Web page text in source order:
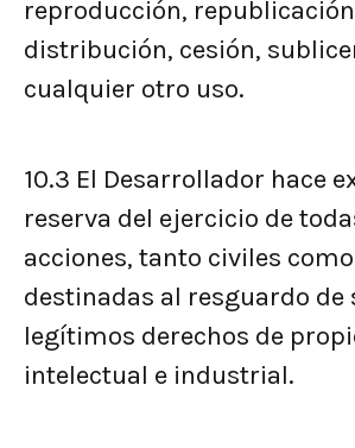
reproducción,
distribución, cesión,
cualquier otro uso.
10.3 El Desarrollador hace
reserva del ejercicio de
acciones, tanto civiles
destinadas al resguardo de
legítimos derechos de
intelectual e industrial.